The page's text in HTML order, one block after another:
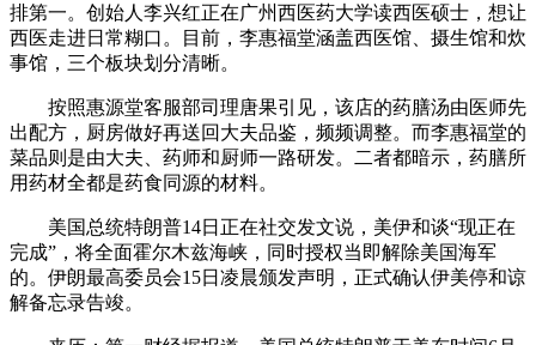
排第一。创始人李兴红正在广州西医药大学读西医硕士，想让
西医走进日常糊口。目前，李惠福堂涵盖西医馆、摄生馆和炊
事馆，三个板块划分清晰。
按照惠源堂客服部司理唐果引见，该店的药膳汤由医师先
出配方，厨房做好再送回大夫品鉴，频频调整。而李惠福堂的
菜品则是由大夫、药师和厨师一路研发。二者都暗示，药膳所
用药材全都是药食同源的材料。
美国总统特朗普14日正在社交发文说，美伊和谈“现正在
完成”，将全面霍尔木兹海峡，同时授权当即解除美国海军
的。伊朗最高委员会15日凌晨颁发声明，正式确认伊美停和谅
解备忘录告竣。